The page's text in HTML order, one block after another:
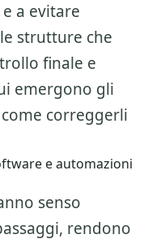
a evitare
strutture che
finale e
emergono gli
correggerli
e automazioni
senso
rendono